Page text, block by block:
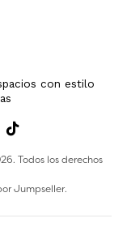
con estilo
Todos los derechos
Jumpseller.